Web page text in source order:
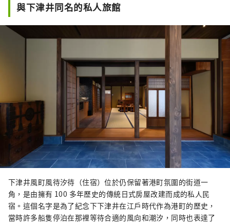
與下津井同名的私人旅館
下津井風町風待汐待（住宿）位於仍保留著港町氛圍的街道一
角，是由擁有 100 多年歷史的傳統日式房屋改建而成的私人民
宿。這個名字是為了紀念下下津井在江戶時代作為港町的歷史，
當時許多船隻停泊在那裡等待合適的風向和潮汐，同時也表達了